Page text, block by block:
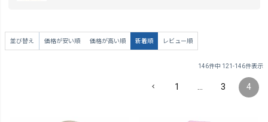
並び替え 価格が安い順 価格が高い順 新着順 レビュー順
146件中 121 -146件表示
1 3 4